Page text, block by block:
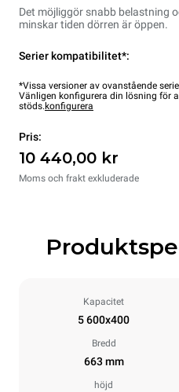
Det möjliggör snabb belastning
minskar tiden dörren är öppen.
Serier kompatibilitet*:
*Vissa versioner av ovanstående
Vänligen konfigurera din lösning för
stöds. konfigurera
Pris:
10 440,00 kr
Moms och frakt exkluderade
Kapacitet
5 600x400
Bredd
663 mm
höjd